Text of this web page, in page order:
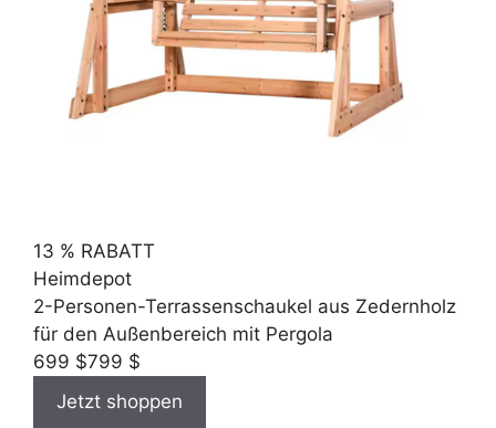
13 % RABATT
Heimdepot
2-Personen-Terrassenschaukel aus Zedernholz
für den Außenbereich mit Pergola
699 $799 $
Jetzt shoppen